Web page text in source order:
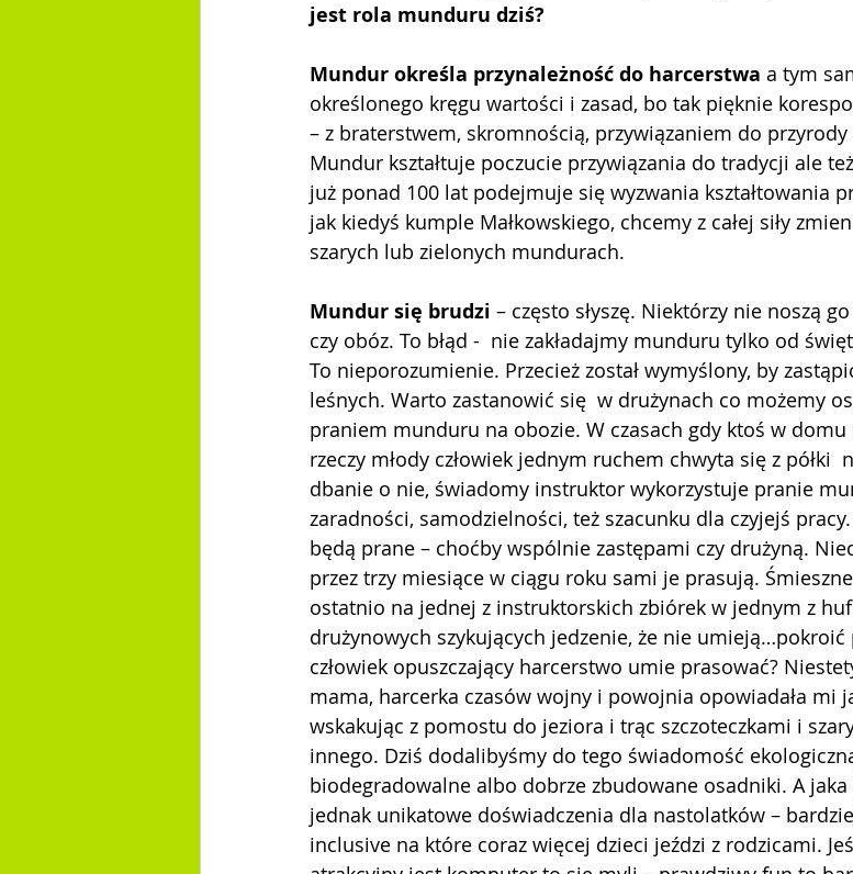
jest rola munduru dziś?
Mundur określa przynależność do harcerstwa a tym
określonego kręgu wartości i zasad, bo tak pięknie
– z braterstwem, skromnością, przywiązaniem do przyrody
Mundur kształtuje poczucie przywiązania do tradycji ale
już ponad 100 lat podejmuje się wyzwania kształtowania
jak kiedyś kumple Małkowskiego, chcemy z całej siły
szarych lub zielonych mundurach.
Mundur się brudzi – często słyszę. Niektórzy nie noszą
czy obóz. To błąd -  nie zakładajmy munduru tylko od
To nieporozumienie. Przecież został wymyślony, by
leśnych. Warto zastanowić się  w drużynach co możemy
praniem munduru na obozie. W czasach gdy ktoś w domu
rzeczy młody człowiek jednym ruchem chwyta się z półki
dbanie o nie, świadomy instruktor wykorzystuje pranie
zaradności, samodzielności, też szacunku dla czyjejś
będą prane – choćby wspólnie zastępami czy drużyną.
przez trzy miesiące w ciągu roku sami je prasują.
ostatnio na jednej z instruktorskich zbiórek w jednym z
drużynowych szykujących jedzenie, że nie umieją…pokroić
człowiek opuszczający harcerstwo umie prasować?
mama, harcerka czasów wojny i powojnia opowiadała mi
wskakując z pomostu do jeziora i trąc szczoteczkami i
innego. Dziś dodalibyśmy do tego świadomość
biodegradowalne albo dobrze zbudowane osadniki. A
jednak unikatowe doświadczenia dla nastolatków –
inclusive na które coraz więcej dzieci jeździ z rodzicami.